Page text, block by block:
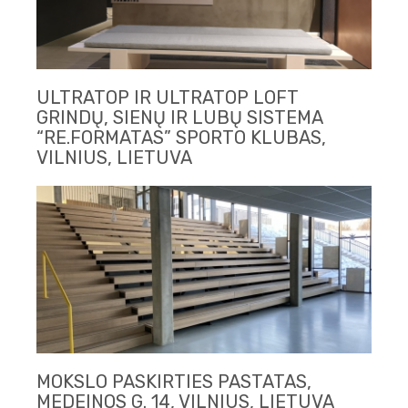
ULTRATOP IR ULTRATOP LOFT
GRINDŲ, SIENŲ IR LUBŲ SISTEMA
“RE.FORMATAS” SPORTO KLUBAS,
VILNIUS, LIETUVA
MOKSLO PASKIRTIES PASTATAS,
MEDEINOS G. 14, VILNIUS, LIETUVA